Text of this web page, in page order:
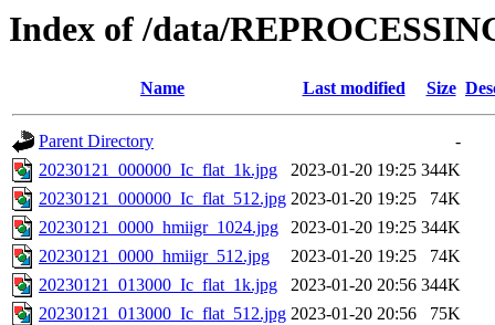
Index of /data/
Name Last modified Size
Parent Directory
-
20230121_000000_Ic_flat_1k.jpg
2023-01-20 19:25 344K
20230121_000000_Ic_flat_512.jpg 2023-01-20 19:25
74K
20230121_0000_hmiigr_1024.jpg
2023-01-20 19:25 344K
20230121_0000_hmiigr_512.jpg
2023-01-20 19:25
74K
20230121_013000_Ic_flat_1k.jpg
2023-01-20 20:56 344K
20230121_013000_Ic_flat_512.jpg 2023-01-20 20:56
75K